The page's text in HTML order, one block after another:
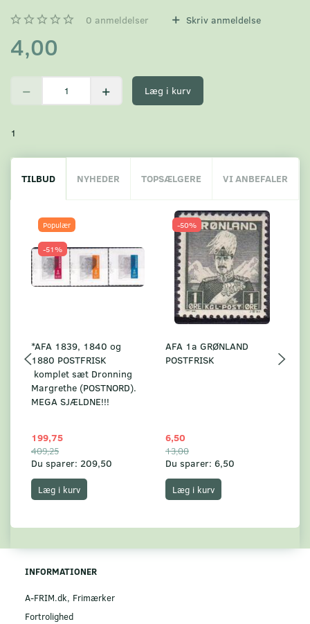
0 anmeldelser Skriv anmeldelse
4,00
Læg i kurv
1
TILBUD NYHEDER TOPSÆLGERE VI ANBEFALER
Populær
-51%
*AFA 1839, 1840 og
1880 POSTFRISK
komplet sæt Dronning
Margrethe (POSTNORD).
MEGA SJÆLDNE!!!
199,75
409,25
Du sparer: 209,50
Læg i kurv
-50%
AFA 1a GRØNLAND
POSTFRISK
6,50
13,00
Du sparer: 6,50
Læg i kurv
INFORMATIONER
A-FRIM.dk, Frimærker
Fortrolighed